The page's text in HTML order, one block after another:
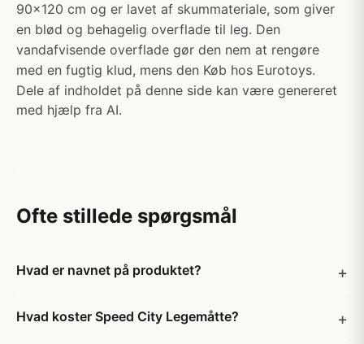
90x120 cm og er lavet af skummateriale, som giver
en blød og behagelig overflade til leg. Den
vandafvisende overflade gør den nem at rengøre
med en fugtig klud, mens den Køb hos Eurotoys.
Dele af indholdet på denne side kan være genereret
med hjælp fra AI.
Ofte stillede spørgsmål
Hvad er navnet på produktet?
Hvad koster Speed City Legemåtte?